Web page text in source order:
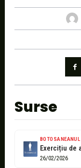
Surse
BOTOSANEANUL
26/02/2026